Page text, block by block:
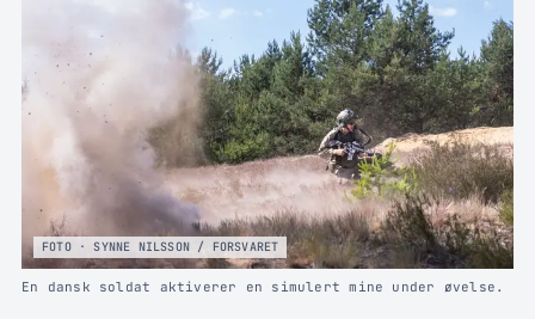
FOTO · SYNNE NILSSON / FORSVARET
En dansk soldat aktiverer en simulert mine under øvelse.